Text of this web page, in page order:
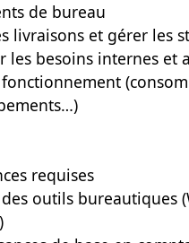
de bureau
livraisons et gérer les
les besoins internes et
requises
outils bureautiques